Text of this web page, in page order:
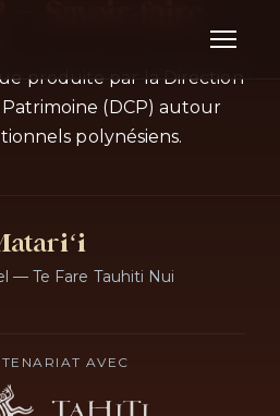
— Savoir-faire
produite par la Direction
(DCP) autour
polynésiens.
— Te Fare Tauhiti Nui
AVEC